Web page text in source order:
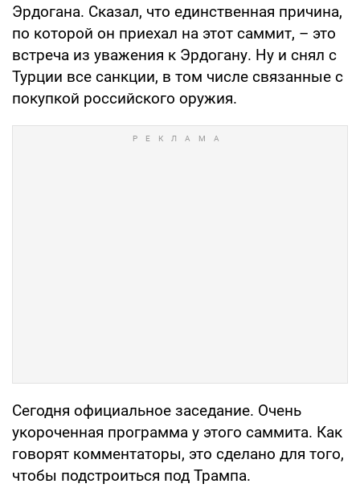
Эрдогана. Сказал, что единственная причина,
по которой он приехал на этот саммит, – это
встреча из уважения к Эрдогану. Ну и снял с
Турции все санкции, в том числе связанные с
покупкой российского оружия.
Сегодня официальное заседание. Очень
укороченная программа у этого саммита. Как
говорят комментаторы, это сделано для того,
чтобы подстроиться под Трампа.